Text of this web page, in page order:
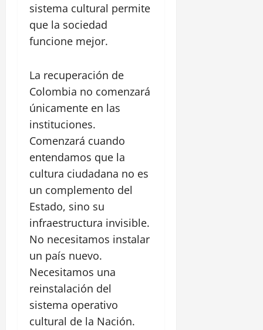
sistema cultural permite
que la sociedad
funcione mejor.
La recuperación de
Colombia no comenzará
únicamente en las
instituciones.
Comenzará cuando
entendamos que la
cultura ciudadana no es
un complemento del
Estado, sino su
infraestructura invisible.
No necesitamos instalar
un país nuevo.
Necesitamos una
reinstalación del
sistema operativo
cultural de la Nación.